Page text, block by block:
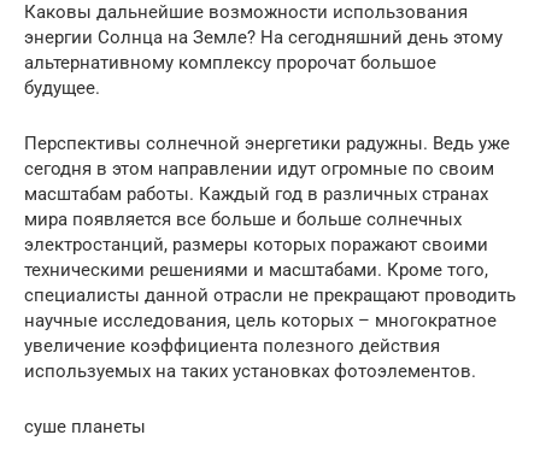
Каковы дальнейшие возможности использования
энергии Солнца на Земле? На сегодняшний день этому
альтернативному комплексу пророчат большое
будущее.
Перспективы солнечной энергетики радужны. Ведь уже
сегодня в этом направлении идут огромные по своим
масштабам работы. Каждый год в различных странах
мира появляется все больше и больше солнечных
электростанций, размеры которых поражают своими
техническими решениями и масштабами. Кроме того,
специалисты данной отрасли не прекращают проводить
научные исследования, цель которых – многократное
увеличение коэффициента полезного действия
используемых на таких установках фотоэлементов.
суше планеты